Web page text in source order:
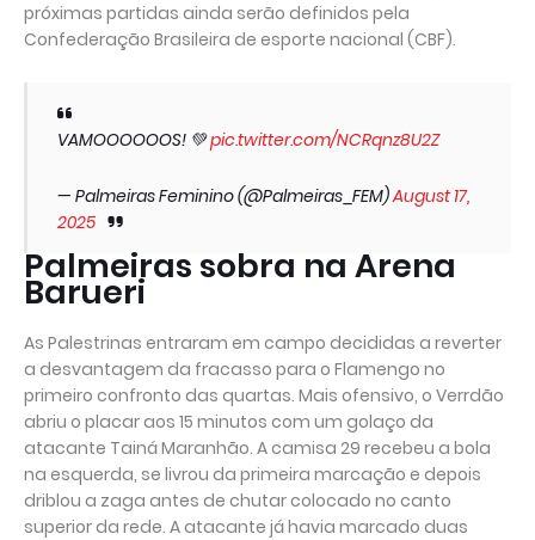
próximas partidas ainda serão definidos pela
Confederação Brasileira de esporte nacional (CBF).
VAMOOOOOOS! 💚pic.twitter.com/NCRqnz8U2Z
— Palmeiras Feminino (@Palmeiras_FEM)August 17,
2025
Palmeiras sobra na Arena
Barueri
As Palestrinas entraram em campo decididas a reverter
a desvantagem da fracasso para o Flamengo no
primeiro confronto das quartas. Mais ofensivo, o Verrdão
abriu o placar aos 15 minutos com um golaço da
atacante Tainá Maranhão. A camisa 29 recebeu a bola
na esquerda, se livrou da primeira marcação e depois
driblou a zaga antes de chutar colocado no canto
superior da rede. A atacante já havia marcado duas